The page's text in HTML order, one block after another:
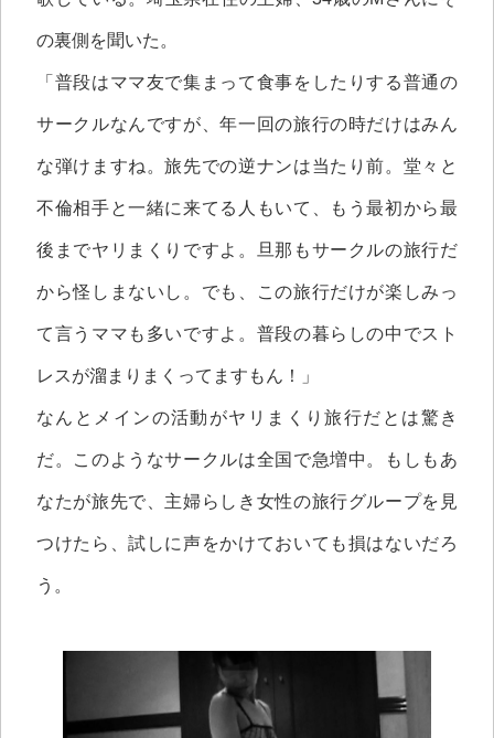
の裏側を聞いた。
「普段はママ友で集まって食事をしたりする普通の
サークルなんですが、年一回の旅行の時だけはみん
な弾けますね。旅先での逆ナンは当たり前。堂々と
不倫相手と一緒に来てる人もいて、もう最初から最
後までヤリまくりですよ。旦那もサークルの旅行だ
から怪しまないし。でも、この旅行だけが楽しみっ
て言うママも多いですよ。普段の暮らしの中でスト
レスが溜まりまくってますもん！」
なんとメインの活動がヤリまくり旅行だとは驚き
だ。このようなサークルは全国で急増中。もしもあ
なたが旅先で、主婦らしき女性の旅行グループを見
つけたら、試しに声をかけておいても損はないだろ
う。